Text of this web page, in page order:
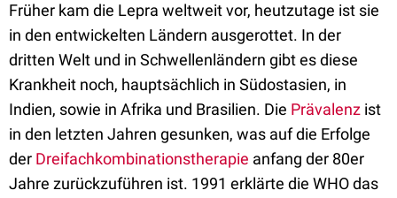
Früher kam die Lepra weltweit vor, heutzutage ist sie
in den entwickelten Ländern ausgerottet. In der
dritten Welt und in Schwellenländern gibt es diese
Krankheit noch, hauptsächlich in Südostasien, in
Indien, sowie in Afrika und Brasilien. Die Prävalenz ist
in den letzten Jahren gesunken, was auf die Erfolge
der Dreifachkombinationstherapie anfang der 80er
Jahre zurückzuführen ist. 1991 erklärte die WHO das